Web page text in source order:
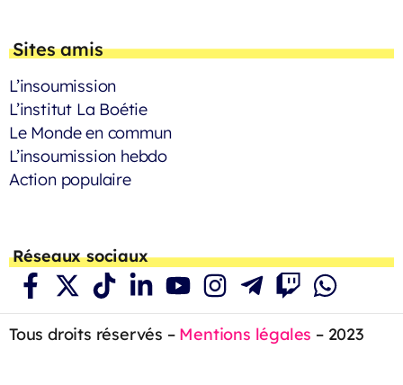
Sites amis
L’insoumission
L’institut La Boétie
Le Monde en commun
L’insoumission hebdo
Action populaire
Réseaux sociaux
Tous droits réservés – Mentions légales – 2023